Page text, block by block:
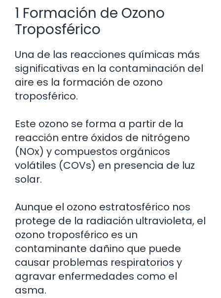
1 Formación de Ozono
Troposférico
Una de las reacciones químicas más
significativas en la contaminación del
aire es la formación de ozono
troposférico.
Este ozono se forma a partir de la
reacción entre óxidos de nitrógeno
(NOx) y compuestos orgánicos
volátiles (COVs) en presencia de luz
solar.
Aunque el ozono estratosférico nos
protege de la radiación ultravioleta, el
ozono troposférico es un
contaminante dañino que puede
causar problemas respiratorios y
agravar enfermedades como el
asma.